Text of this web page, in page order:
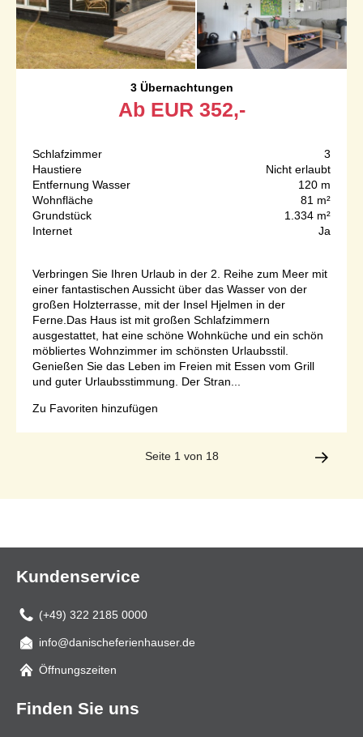
3 Übernachtungen
Ab EUR 352,-
Schlafzimmer
3
Haustiere
Nicht erlaubt
Entfernung Wasser
120 m
Wohnfläche
81 m²
Grundstück
1.334 m²
Internet
Ja
Verbringen Sie Ihren Urlaub in der 2. Reihe zum Meer mit
einer fantastischen Aussicht über das Wasser von der
großen Holzterrasse, mit der Insel Hjelmen in der
Ferne.Das Haus ist mit großen Schlafzimmern
ausgestattet, hat eine schöne Wohnküche und ein schön
möbliertes Wohnzimmer im schönsten Urlaubsstil.
Genießen Sie das Leben im Freien mit Essen vom Grill
und guter Urlaubsstimmung. Der Stran...
Zu Favoriten hinzufügen
Seite 1 von 18
Kundenservice
(+49) 322 2185 0000
Mail
info@danischeferienhauser.de
Öffnungszeiten
Finden Sie uns